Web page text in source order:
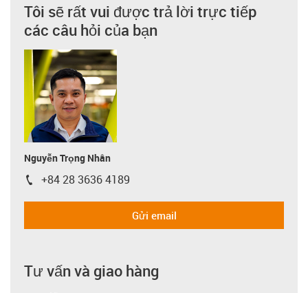
Tôi sẽ rất vui được trả lời trực tiếp
các câu hỏi của bạn
Nguyễn Trọng Nhân
igus-icon-phone
+84 28 3636 4189
Gửi email
Tư vấn và giao hàng